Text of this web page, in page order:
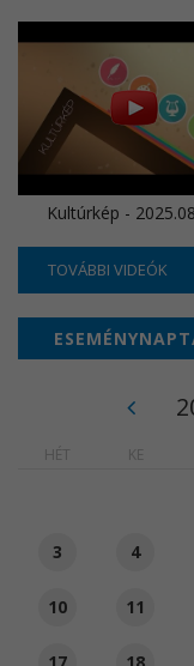
Kultúrkép -
TOVÁBBI VIDEÓK
HÉT KE
3 4
10 11